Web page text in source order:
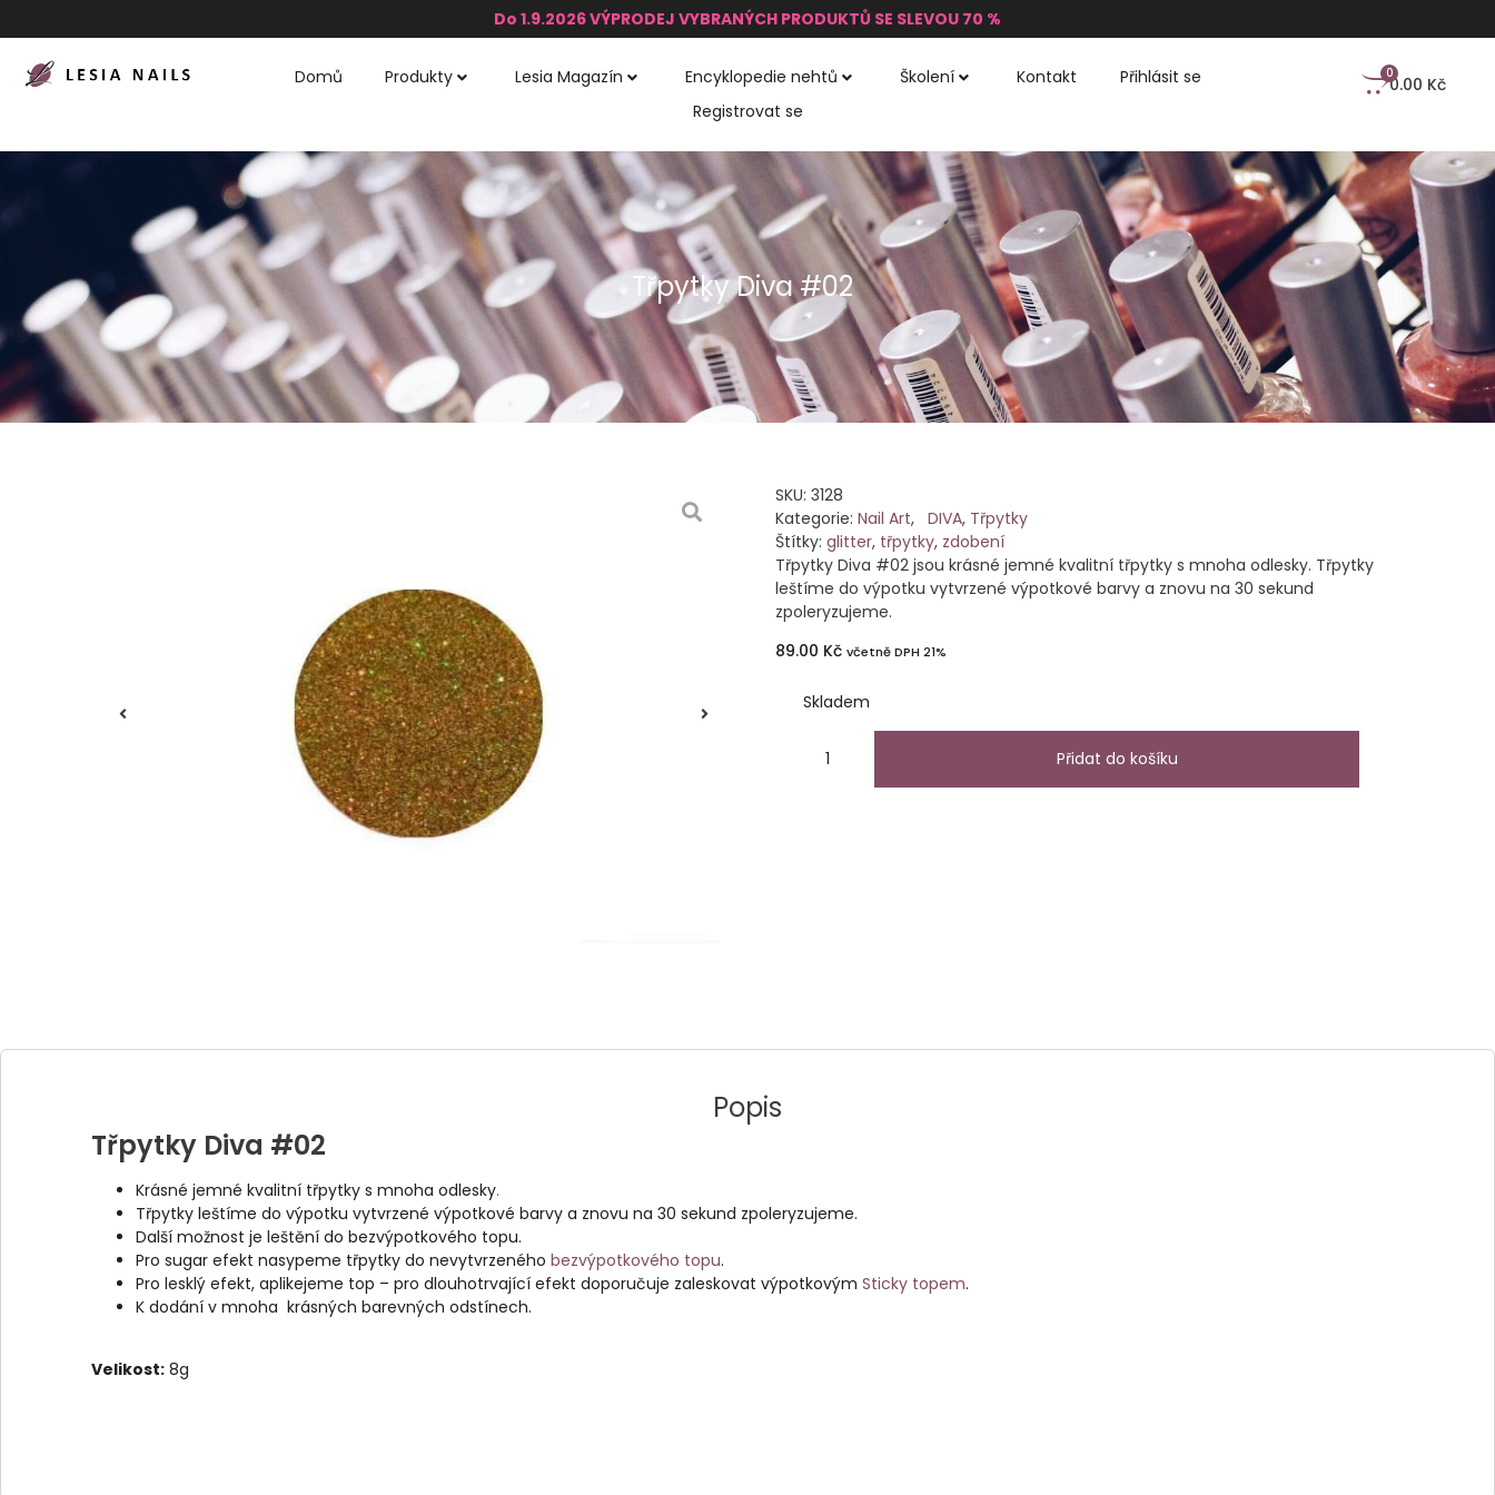
Do 1.9.2026 VÝPRODEJ VYBRANÝCH PRODUKTŮ SE SLEVOU 70 %
0.00 Kč
0
Domů Produkty Lesia Magazín Encyklopedie nehtů Školení Kontakt
Přihlásit se
Registrovat se
Třpytky Diva #02
SKU: 3128
Kategorie: Nail Art, DIVA, Třpytky
Štítky: glitter, třpytky, zdobení
Třpytky Diva #02 jsou krásné jemné kvalitní třpytky s mnoha odlesky. Třpytky
leštíme do výpotku vytvrzené výpotkové barvy a znovu na 30 sekund
zpoleryzujeme.
89.00 Kč včetně DPH 21%
Skladem
Přidat do košíku
Popis
Třpytky Diva #02
Krásné jemné kvalitní třpytky s mnoha odlesky.
Třpytky leštíme do výpotku vytvrzené výpotkové barvy a znovu na 30 sekund zpoleryzujeme.
Další možnost je leštění do bezvýpotkového topu.
Pro sugar efekt nasypeme třpytky do nevytvrzeného bezvýpotkového topu.
Pro lesklý efekt, aplikejeme top – pro dlouhotrvající efekt doporučuje zaleskovat výpotkovým Sticky topem.
K dodání v mnoha krásných barevných odstínech.
Velikost: 8g